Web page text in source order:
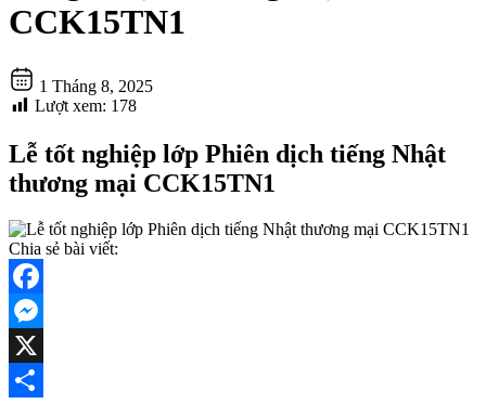
CCK15TN1
1 Tháng 8, 2025
Lượt xem: 178
Lễ tốt nghiệp lớp Phiên dịch tiếng Nhật
thương mại CCK15TN1
Chia sẻ bài viết:
Facebook
Messenger
X